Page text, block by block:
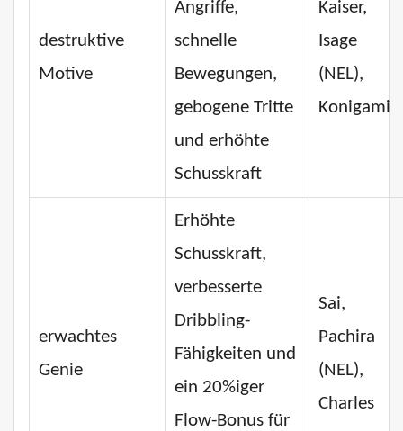
destruktive
Motive
Angriffe,
schnelle
Bewegungen,
gebogene Tritte
und erhöhte
Schusskraft
Kaiser,
Isage
(NEL),
Konigami
erwachtes
Genie
Erhöhte
Schusskraft,
verbesserte
Dribbling-
Fähigkeiten und
ein 20%iger
Flow-Bonus für
Sai,
Pachira
(NEL),
Charles